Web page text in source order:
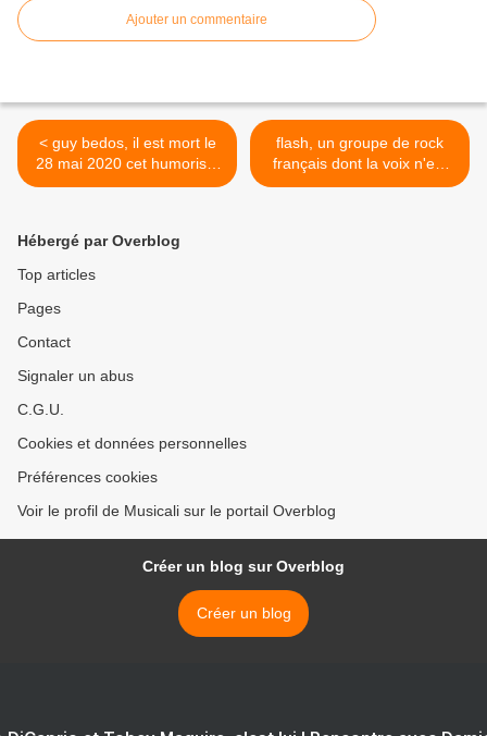
Ajouter un commentaire
< guy bedos, il est mort le
28 mai 2020 cet humoriste
français, artiste de music-
d'ascendance espagnole
flash, un groupe de rock
français dont la voix n'est
pas sans évoquer le groupe
Hébergé par Overblog
Top articles
Pages
Contact
Signaler un abus
C.G.U.
Cookies et données personnelles
Préférences cookies
Voir le profil de Musicali sur le portail Overblog
Créer un blog sur Overblog
Créer un blog